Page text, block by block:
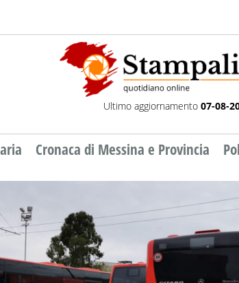
Ultimo aggiornamento 07-08-
Cronaca di Messina e Provincia